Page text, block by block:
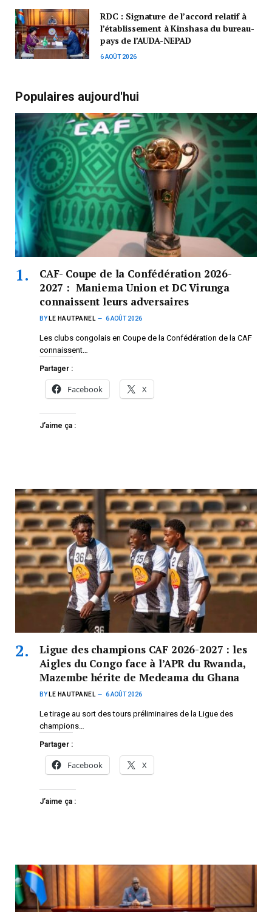
RDC : Signature de l’accord relatif à
l’établissement à Kinshasa du bureau-
pays de l’AUDA-NEPAD
6 AOÛT 2026
Populaires aujourd'hui
CAF- Coupe de la Confédération 2026-
2027 : Maniema Union et DC Virunga
connaissent leurs adversaires
BY LE HAUTPANEL 6 AOÛT 2026
Les clubs congolais en Coupe de la Confédération de la CAF
connaissent…
Partager :
Facebook X
J’aime ça :
Ligue des champions CAF 2026-2027 : les
Aigles du Congo face à l’APR du Rwanda,
Mazembe hérite de Medeama du Ghana
BY LE HAUTPANEL 6 AOÛT 2026
Le tirage au sort des tours préliminaires de la Ligue des
champions…
Partager :
Facebook X
J’aime ça :